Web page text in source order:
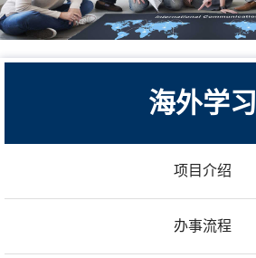
海外学习
项目介绍
办事流程